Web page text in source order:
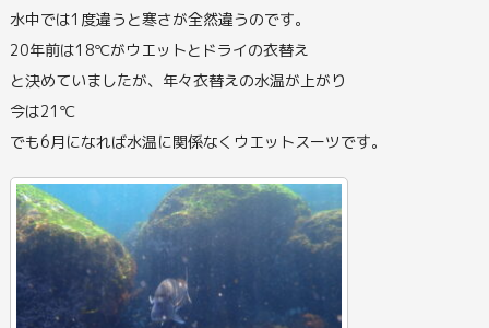
水中では1度違うと寒さが全然違うのです。
20年前は18℃がウエットとドライの衣替え
と決めていましたが、年々衣替えの水温が上がり
今は21℃
でも6月になれば水温に関係なくウエットスーツです。